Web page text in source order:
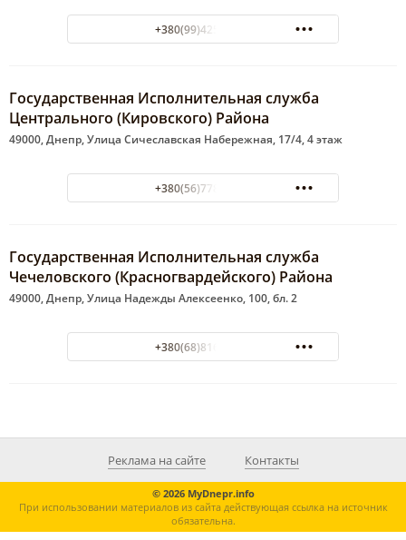
+380(99)425-40-21
Государственная Исполнительная служба
Центрального (Кировского) Района
49000, Днепр, Улица Сичеславская Набережная, 17/4, 4 этаж
+380(56)778-11-11
Государственная Исполнительная служба
Чечеловского (Красногвардейского) Района
49000, Днепр, Улица Надежды Алексеенко, 100, бл. 2
+380(68)816-39-49
Реклама на сайте Контакты
© 2026 MyDnepr.info
При использовании материалов из сайта действующая ссылка на источник
обязательна.